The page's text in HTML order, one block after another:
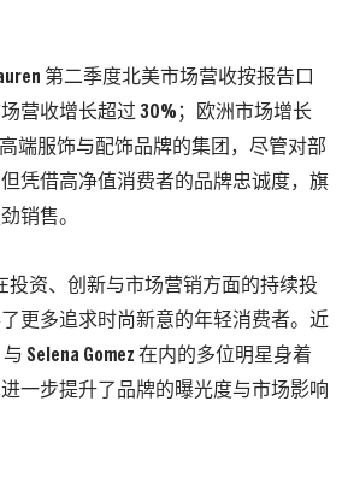
第二季度北美市场营收按报告口
营收增长超过 30%；欧洲市场增长
端服饰与配饰品牌的集团，尽管对部
凭借高净值消费者的品牌忠诚度，旗
销售。
投资、创新与市场营销方面的持续投
更多追求时尚新意的年轻消费者。近
Selena Gomez 在内的多位明星身着
一步提升了品牌的曝光度与市场影响